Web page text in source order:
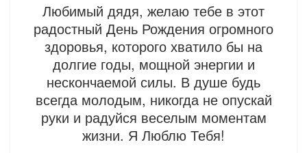
Любимый дядя, желаю тебе в этот
радостный День Рождения огромного
здоровья, которого хватило бы на
долгие годы, мощной энергии и
нескончаемой силы. В душе будь
всегда молодым, никогда не опускай
руки и радуйся веселым моментам
жизни. Я Люблю Тебя!